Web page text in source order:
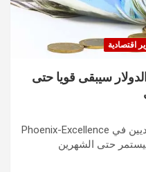
اقتصادية
سيبقى قويا حتى
قال أمير كاهانوفيتش كبير الاقتصاديين في Phoenix-Excellence
حتى الشهرين